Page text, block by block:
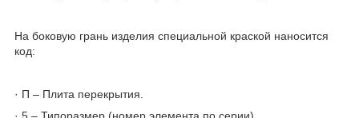
На боковую грань изделия специальной краской наносится
код:
· П – Плита перекрытия.
· 5 – Типоразмер (номер элемента по серии).